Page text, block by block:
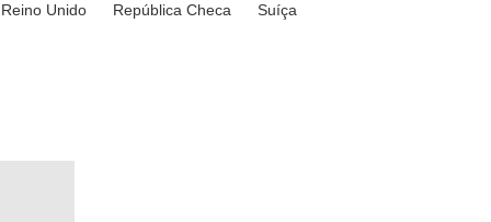
Reino Unido República Checa Suíça